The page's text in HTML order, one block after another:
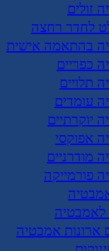
זולים
לחדר רחצה
בהתאמה אישית
כפריים
תלויים
עומדים
יוקרתיים
אפוקסי
מודרניים
פורמייקה
לאמבטיה
ארונות אמבטיה